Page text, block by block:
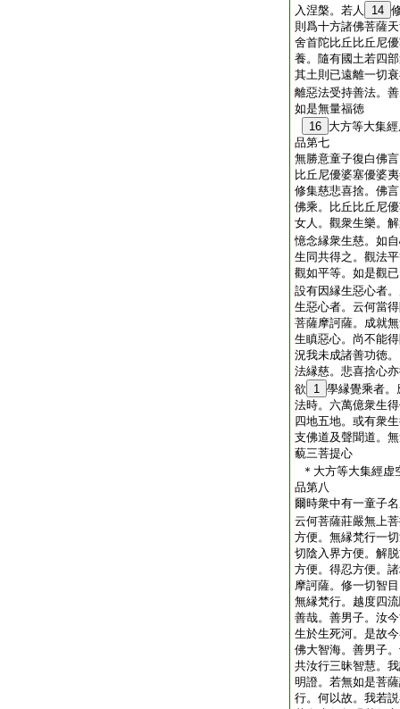
入涅槃。若人
14
則爲十方諸佛菩薩
舍首陀比丘比丘尼
養。隨有國土若四
其土則已遠離一切
離惡法受持善法。
如是無量福徳
16 大方等大集
品第七
無勝意童子復白佛
比丘尼優婆塞優婆
修集慈悲喜捨。佛
佛乘。比丘比丘尼
女人。觀衆生樂。
憶念縁衆生慈。如
生同共得之。觀法
觀如平等。如是觀
設有因縁生惡心者
生惡心者。云何當
菩薩摩訶薩。成就
生瞋惡心。尚不能
況我未成諸善功徳
法縁慈。悲喜捨心
欲
1 學縁覺乘者。
法時。六萬億衆生
四地五地。或有衆
支佛道及聲聞道。
藐三菩提心
＊大方等大集經虚
品第八
爾時衆中有一童子
云何菩薩莊嚴無上
方便。無縁梵行一
切陰入界方便。解
方便。得忍方便。
摩訶薩。修一切智
無縁梵行。越度四
善哉。善男子。汝
生於生死河。是故
佛大智海。善男子
共汝行三昧智慧。
明證。若無如是菩
行。何以故。我若